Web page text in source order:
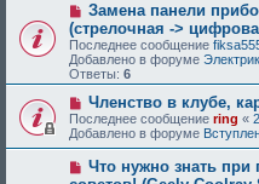
Замена панели
(стрелочная ->
Последнее сообщение
Добавлено в форуме
Ответы: 6
Членство в клубе,
Последнее сообщение ring «
Добавлено в форуме
Что нужно знать при